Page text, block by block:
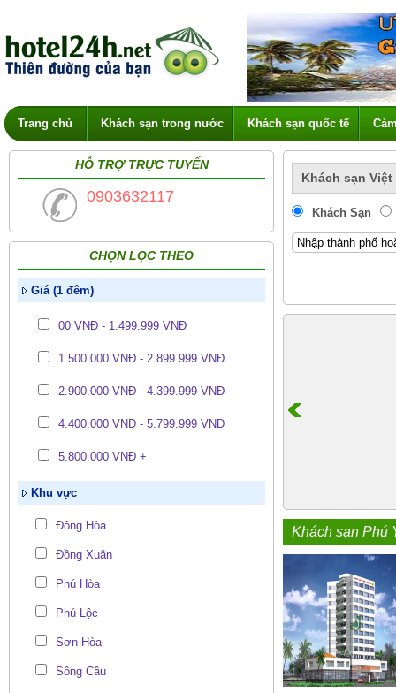
Trang chủ Khách sạn trong nước Khách sạn quốc tế
HỖ TRỢ TRỰC TUYẾN
0903632117
CHỌN LỌC THEO
Giá (1 đêm)
00 VNĐ - 1.499.999 VNĐ
1.500.000 VNĐ - 2.899.999 VNĐ
2.900.000 VNĐ - 4.399.999 VNĐ
4.400.000 VNĐ - 5.799.999 VNĐ
5.800.000 VNĐ +
Khu vực
Đông Hòa
Đồng Xuân
Phú Hòa
Phú Lộc
Sơn Hòa
Sông Cầu
Khách sạn Việt
Khách Sạn
Khách sạn Phú